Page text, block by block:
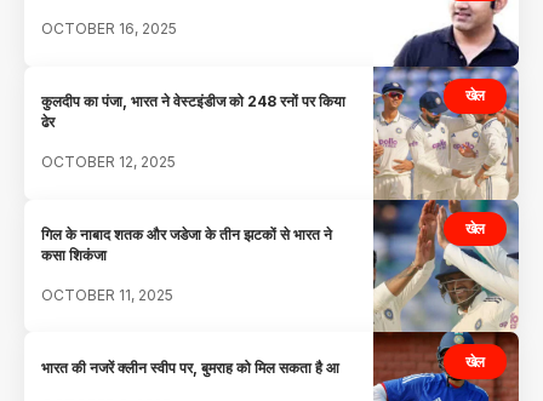
OCTOBER 16, 2025
खेल
कुलदीप का पंजा, भारत ने वेस्टइंडीज को 248 रनों पर किया
ढेर
OCTOBER 12, 2025
खेल
गिल के नाबाद शतक और जडेजा के तीन झटकों से भारत ने
कसा शिकंजा
OCTOBER 11, 2025
खेल
भारत की नजरें क्लीन स्वीप पर, बुमराह को मिल सकता है आ